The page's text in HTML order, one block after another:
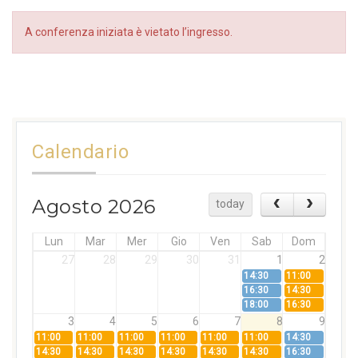
A conferenza iniziata è vietato l’ingresso.
Calendario
Agosto 2026 today
Lun Mar Mer Gio Ven Sab
Dom
27
28 29 30 31 1 2
14:30
11:00
16:30
14:30
18:00
16:30
3 4 5 6 7 8 9
11:00 11:00 11:00 11:00 11:00 11:00
14:30
14:30
14:30 14:30 14:30 14:30 14:30
16:30